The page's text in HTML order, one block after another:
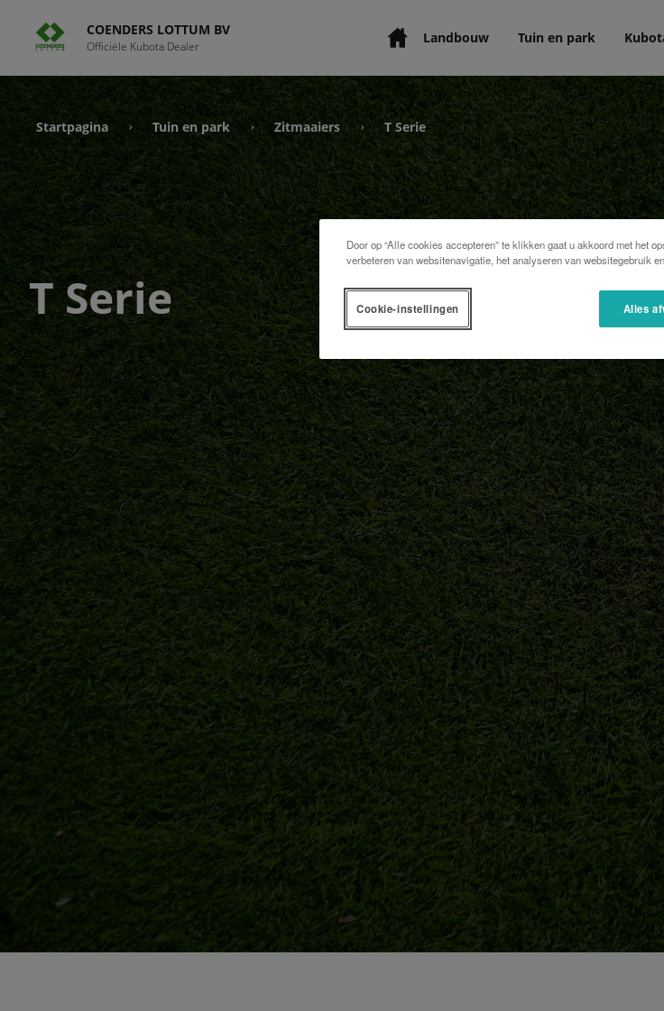
COENDERS LOTTUM BV
Officiële Kubota Dealer Landbouw Tuin en park
Startpagina › Tuin en park › Zitmaaiers › T Serie
T Serie
Door op “Alle cookies accepteren” te klikken gaat u akkoord met het
verbeteren van websitenavigatie, het analyseren van websitegebruik
Alles
Cookie-instellingen